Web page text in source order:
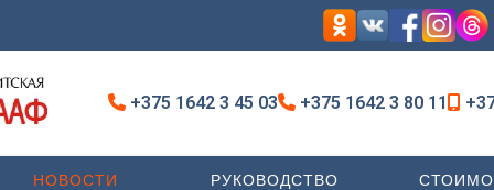
+375 1642 3 45 03 +375 1642 3 80 11
НОВОСТИ РУКОВОДСТВО